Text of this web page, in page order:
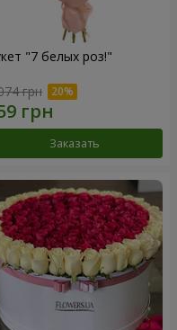
"7 белых роз!"
грн
Заказать